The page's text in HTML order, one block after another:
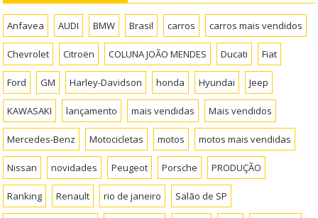
Anfavea AUDI BMW Brasil carros carros mais vendidos
Chevrolet Citroën COLUNA JOÃO MENDES Ducati Fiat
Ford GM Harley-Davidson honda Hyundai Jeep
KAWASAKI lançamento mais vendidas Mais vendidos
Mercedes-Benz Motocicletas motos motos mais vendidas
Nissan novidades Peugeot Porsche PRODUÇÃO
Ranking Renault rio de janeiro Salão de SP